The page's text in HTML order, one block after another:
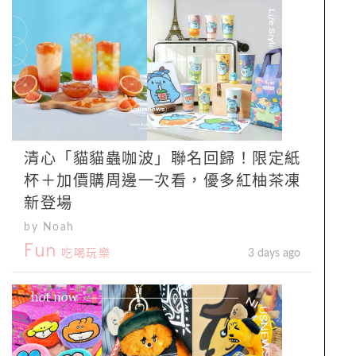
清心「貓貓蟲咖波」聯名回歸！限定紙
杯＋加價購周邊一次看，優多紅柚茶凍
新登場
by Noah
Fun 吃喝玩樂 3 days ago